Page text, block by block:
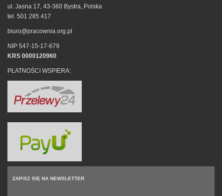
ul. Jasna 17, 43-360 Bystra, Polska
tel. 501 285 417
biuro@pracownia.org.pl
NIP 547-15-17-679
KRS 0000120960
PŁATNOŚCI WSPIERA:
ZAPISZ SIĘ NA NEWSLETTER